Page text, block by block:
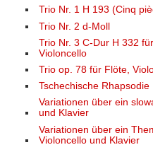
Trio Nr. 1 H 193 (Cinq
Trio Nr. 2 d-Moll
Trio Nr. 3 C-Dur H 332
Violoncello
Trio op. 78 für Flöte,
Tschechische
Variationen über ein
und Klavier
Variationen über ein
Violoncello und Klavier